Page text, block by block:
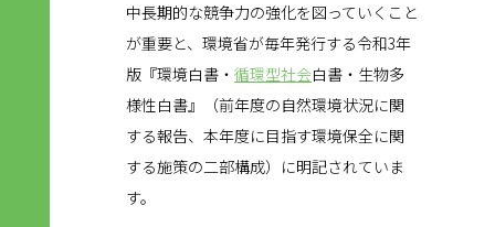
中長期的な競争力の強化を図っていくこと
が重要と、環境省が毎年発行する令和3年
版『環境白書・ 循環型社会白書・生物多
様性白書』（前年度の自然環境状況に関
する報告、本年度に目指す環境保全に関
する施策の二部構成）に明記されていま
す。